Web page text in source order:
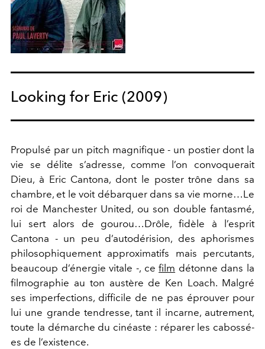
Looking for Eric (2009)
Propulsé par un pitch magnifique - un postier dont la
vie se délite s’adresse, comme l’on convoquerait
Dieu, à Eric Cantona, dont le poster trône dans sa
chambre, et le voit débarquer dans sa vie morne…Le
roi de Manchester United, ou son double fantasmé,
lui sert alors de gourou…Drôle, fidèle à l’esprit
Cantona - un peu d’autodérision, des aphorismes
philosophiquement approximatifs mais percutants,
beaucoup d’énergie vitale -, cefilm détonne dans la
filmographie au ton austère de Ken Loach. Malgré
ses imperfections, difficile de ne pas éprouver pour
lui une grande tendresse, tant il incarne, autrement,
toute la démarche du cinéaste : réparer les cabossé-
es de l’existence.